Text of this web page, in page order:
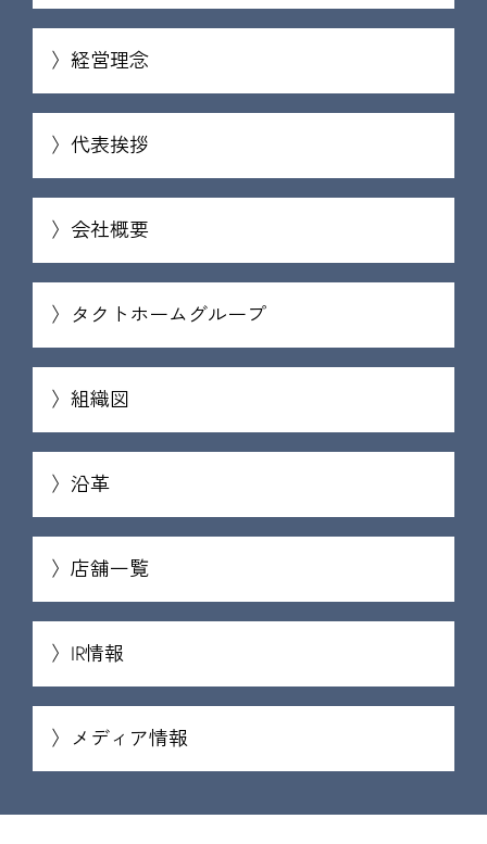
経営理念
代表挨拶
会社概要
タクトホームグループ
組織図
沿革
店舗一覧
IR情報
メディア情報